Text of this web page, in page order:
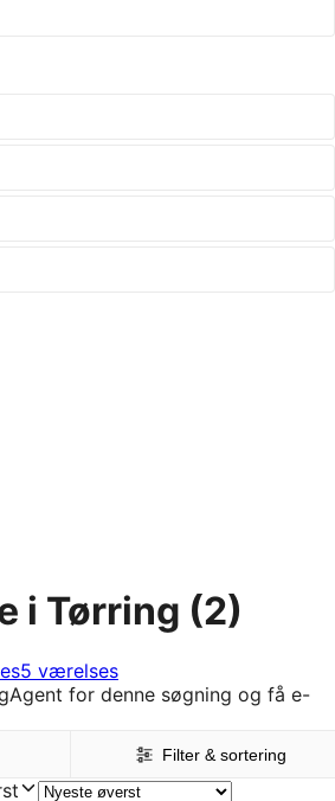
i Tørring (2)
5 værelses
for denne søgning og få e-
Filter & sortering